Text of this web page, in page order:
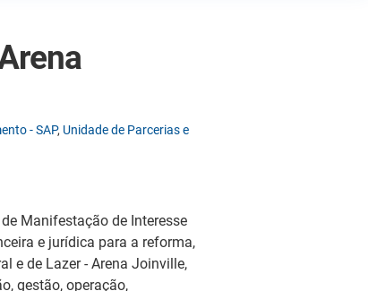
- SAP, Unidade de Parcerias e
Manifestação de Interesse
e jurídica para a reforma,
e de Lazer - Arena Joinville,
gestão, operação,